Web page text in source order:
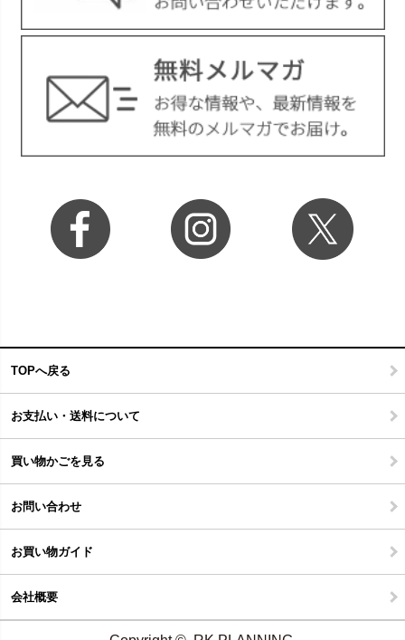
TOPへ戻る
お支払い・送料について
買い物かごを見る
お問い合わせ
お買い物ガイド
会社概要